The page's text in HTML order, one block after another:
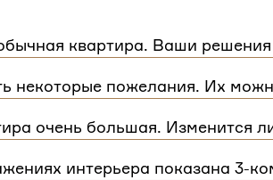
квартира. Ваши
некоторые пожелания. Их
мебели и важные детали. Вы
очень большая. Изменится
нужно будет купить
интерьера показана 3-